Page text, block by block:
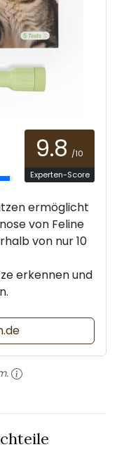
9.8 /10
Experten-Score
ermöglicht
von Feline
von nur 10
erkennen und